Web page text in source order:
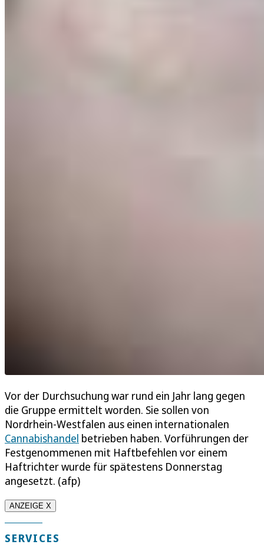
Vor der Durchsuchung war rund ein Jahr lang gegen
die Gruppe ermittelt worden. Sie sollen von
Nordrhein-Westfalen aus einen internationalen
Cannabishandel betrieben haben. Vorführungen der
Festgenommenen mit Haftbefehlen vor einem
Haftrichter wurde für spätestens Donnerstag
angesetzt. (afp)
ANZEIGE X
SERVICES